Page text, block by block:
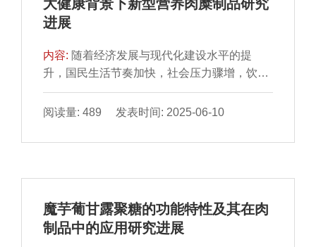
中，不同包装材料对鸭块贮藏品质影响很大，
真空铝箔袋包装能更有效地延缓鸭块的品质劣
变。
汤的感官评分、氨基酸态氮含量逐渐下降，亚
硝酸盐含量呈现先升后降的趋势，人参鸡汤于
冷藏4 d达到峰值（4.46±0.58）mg/kg，猪肚
鸡汤于常温贮藏24 h达到峰值（5.93±0.98）
mg/kg、冷藏6d达到峰值（4.36±0.17）
mg/kg，均未超过GB 2760—2014《食品安全
类、6 种酮类、11 种醛类、5 种酯类、10 种
其他成分，聚类分析发现，常温贮藏36 h后鸡
汤挥发性成分变化明显。(E)-2-辛醛、2-甲基
大健康背景下新型营养肉糜制品研究
进展
内容: 随着经济发展与现代化建设水平的提
升，国民生活节奏加快，社会压力骤增，饮食
结构不合理、久坐及缺乏运动等导致肥胖、高
血压等慢性病趋于年轻化，居民营养健康需求
新型营养健康食品的开发成为研究热点。本文
质、营养等不同需求，从加工工艺（超声处
胶体）和功能性（低盐、低脂、低糖、低胆固
醇、高膳食纤维、营养素强化）方面对新型营
阅读量: 489 发表时间: 2025-06-10
魔芋葡甘露聚糖的功能特性及其在肉
制品中的应用研究进展